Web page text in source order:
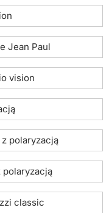
Jean Paul
vision
polaryzacją
polaryzacją
classic